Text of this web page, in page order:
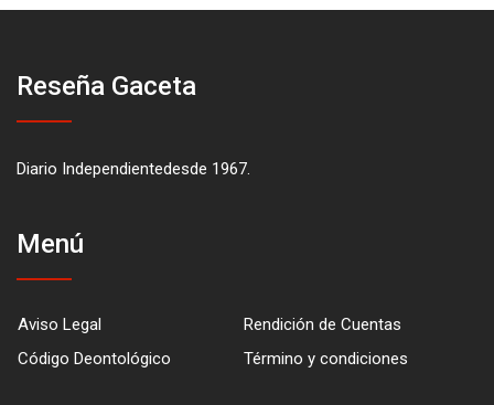
Reseña Gaceta
Diario Independientedesde 1967.
Menú
Aviso Legal
Rendición de Cuentas
Código Deontológico
Término y condiciones